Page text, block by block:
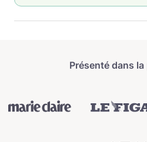
Présenté dans